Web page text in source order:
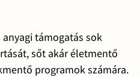
támogatás sok
sőt akár életmentő
programok számára.